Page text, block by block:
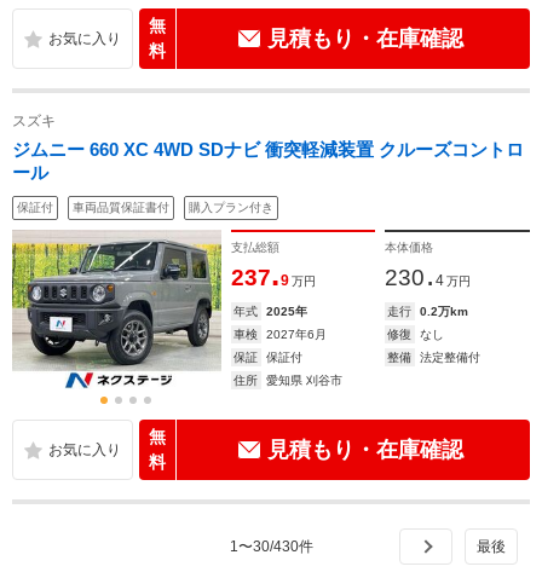
無
料
見積もり・在庫確認
スズキ
ジムニー 660 XC 4WD SDナビ 衝突軽減装置 クルーズコントロ
ール
保証付 車両品質保証書付 購入プラン付き
支払総額
237.9 万円
本体価格
230. 4 万円
年式 2025年 走行
0.2万km
車検
2027年6月 修復
なし
保証
保証付 整備
法定整備付
住所
愛知県 刈谷市
無
料
見積もり・在庫確認
1 〜30/430件